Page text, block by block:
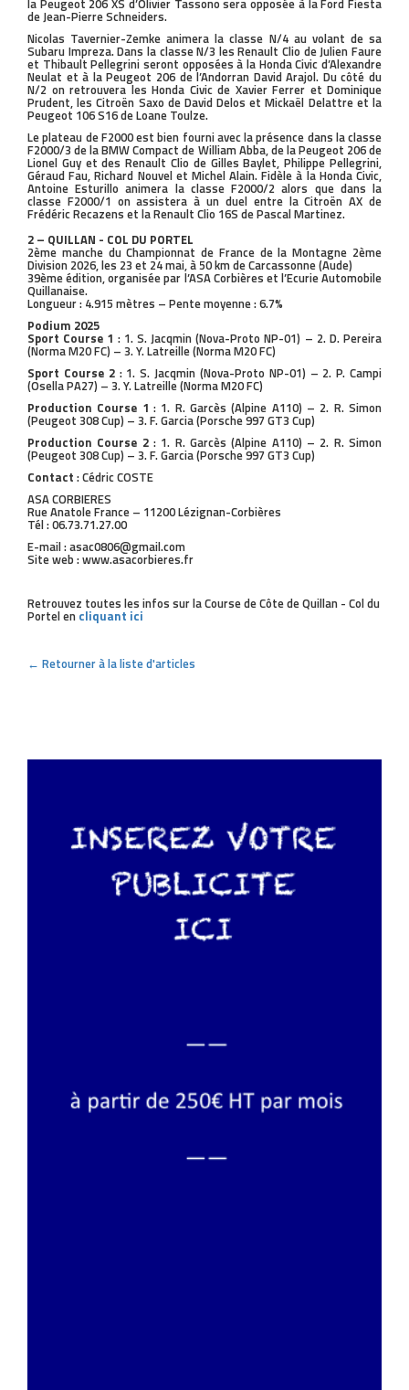
la Peugeot 206 XS d’Olivier Tassono sera opposée à la Ford Fiesta
de Jean-Pierre Schneiders.
Nicolas Tavernier-Zemke animera la classe N/4 au volant de sa
Subaru Impreza. Dans la classe N/3 les Renault Clio de Julien Faure
et Thibault Pellegrini seront opposées à la Honda Civic d’Alexandre
Neulat et à la Peugeot 206 de l’Andorran David Arajol. Du côté du
N/2 on retrouvera les Honda Civic de Xavier Ferrer et Dominique
Prudent, les Citroën Saxo de David Delos et Mickaël Delattre et la
Peugeot 106 S16 de Loane Toulze.
Le plateau de F2000 est bien fourni avec la présence dans la classe
F2000/3 de la BMW Compact de William Abba, de la Peugeot 206 de
Lionel Guy et des Renault Clio de Gilles Baylet, Philippe Pellegrini,
Géraud Fau, Richard Nouvel et Michel Alain. Fidèle à la Honda Civic,
Antoine Esturillo animera la classe F2000/2 alors que dans la
classe F2000/1 on assistera à un duel entre la Citroën AX de
Frédéric Recazens et la Renault Clio 16S de Pascal Martinez.
2 – QUILLAN - COL DU PORTEL
2ème manche du Championnat de France de la Montagne 2ème
Division 2026, les 23 et 24 mai, à 50 km de Carcassonne (Aude)
39ème édition, organisée par l’ASA Corbières et l’Ecurie Automobile
Quillanaise.
Longueur : 4.915 mètres – Pente moyenne : 6.7%
Podium 2025
Sport Course 1 : 1. S. Jacqmin (Nova-Proto NP-01) – 2. D. Pereira
(Norma M20 FC) – 3. Y. Latreille (Norma M20 FC)
Sport Course 2: 1. S. Jacqmin (Nova-Proto NP-01) – 2. P. Campi
(Osella PA27) – 3. Y. Latreille (Norma M20 FC)
Production Course 1 : 1. R. Garcès (Alpine A110) – 2. R. Simon
(Peugeot 308 Cup) – 3. F. Garcia (Porsche 997 GT3 Cup)
Production Course 2: 1. R. Garcès (Alpine A110) – 2. R. Simon
(Peugeot 308 Cup) – 3. F. Garcia (Porsche 997 GT3 Cup)
Contact : Cédric COSTE
ASA CORBIERES
Rue Anatole France – 11200 Lézignan-Corbières
Tél : 06.73.71.27.00‬
E-mail : asac0806@gmail.com
Site web : www.asacorbieres.fr
Retrouvez toutes les infos sur la Course de Côte de Quillan - Col du
Portel en cliquant ici
← Retourner à la liste d'articles